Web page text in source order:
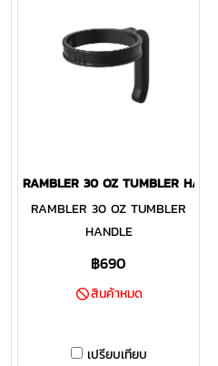
RAMBLER 30 OZ TUMBLER
RAMBLER 30 OZ TUMBLER
HANDLE
฿690
สินค้าหมด
เปรียบเทียบ